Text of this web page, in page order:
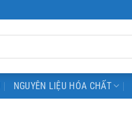
NGUYÊN LIỆU HÓA CHẤT